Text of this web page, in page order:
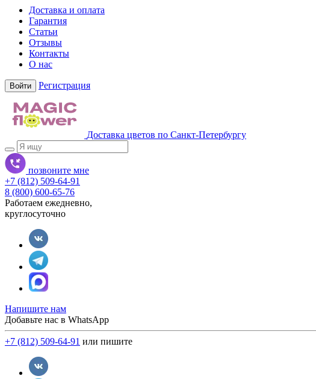
Доставка и оплата
Гарантия
Статьи
Отзывы
Контакты
О нас
Войти Регистрация
Доставка цветов по Санкт-Петербургу
позвоните мне
+7 (812) 509-64-91
8 (800) 600-65-76
Работаем ежедневно,
круглосуточно
Напишите нам
Добавьте нас в WhatsApp
+7 (812) 509-64-91 или пишите